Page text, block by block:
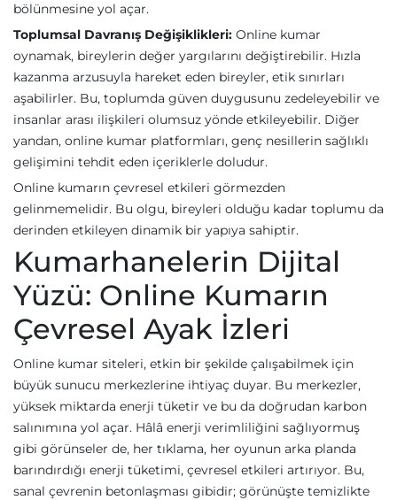
bölünmesine yol açar.
Toplumsal Davranış Değişiklikleri: Online kumar
oynamak, bireylerin değer yargılarını değiştirebilir. Hızla
kazanma arzusuyla hareket eden bireyler, etik sınırları
aşabilirler. Bu, toplumda güven duygusunu zedeleyebilir ve
insanlar arası ilişkileri olumsuz yönde etkileyebilir. Diğer
yandan, online kumar platformları, genç nesillerin sağlıklı
gelişimini tehdit eden içeriklerle doludur.
Online kumarın çevresel etkileri görmezden
gelinmemelidir. Bu olgu, bireyleri olduğu kadar toplumu da
derinden etkileyen dinamik bir yapıya sahiptir.
Kumarhanelerin Dijital
Yüzü: Online Kumarın
Çevresel Ayak İzleri
Online kumar siteleri, etkin bir şekilde çalışabilmek için
büyük sunucu merkezlerine ihtiyaç duyar. Bu merkezler,
yüksek miktarda enerji tüketir ve bu da doğrudan karbon
salınımına yol açar. Hâlâ enerji verimliliğini sağlıyormuş
gibi görünseler de, her tıklama, her oyunun arka planda
barındırdığı enerji tüketimi, çevresel etkileri artırıyor. Bu,
sanal çevrenin betonlaşması gibidir; görünüşte temizlikte